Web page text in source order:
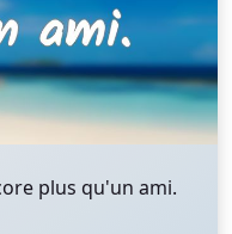
plus qu'un ami.